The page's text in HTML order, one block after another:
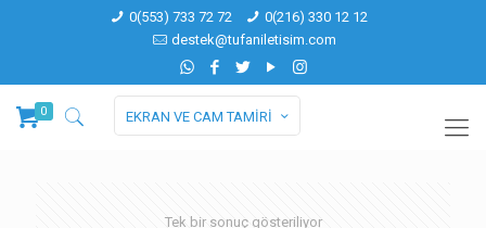
0(553) 733 72 72
0(216) 330 12 12
destek@tufaniletisim.com
0 EKRAN VE CAM TAMİRİ
Tek bir sonuç gösteriliyor